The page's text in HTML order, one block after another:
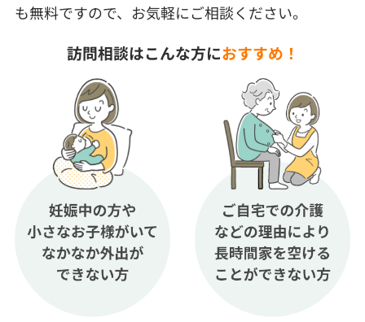
も無料ですので、お気軽にご相談ください。
訪問相談はこんな方におすすめ！